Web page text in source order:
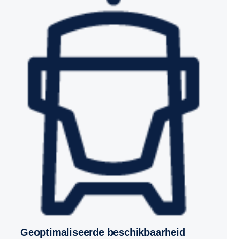
Geoptimaliseerde beschikbaarheid